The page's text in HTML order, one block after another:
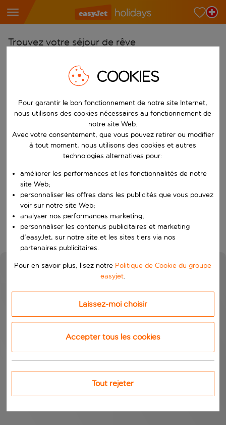
Trouvez votre séjour de rêve
Choisissez votre aéroport
Choisissez votre destination
Vers
Choisissez vos dates
Quand
Rechercher
COOKIES
Pour garantir le bon fonctionnement de notre site Internet,
nous utilisons des cookies nécessaires au fonctionnement de
notre site Web.
Avec votre consentement, que vous pouvez retirer ou modifier
à tout moment, nous utilisons des cookies et autres
technologies alternatives pour:
améliorer les performances et les fonctionnalités de notre
site Web;
personnaliser les offres dans les publicités que vous pouvez
voir sur notre site Web;
analyser nos performances marketing;
personnaliser les contenus publicitaires et marketing
d'easyJet, sur notre site et les sites tiers via nos
partenaires publicitaires.
Pour en savoir plus, lisez notre Politique de Cookie du groupe
easyjet.
Laissez-moi choisir
Accepter tous les cookies
Tout rejeter